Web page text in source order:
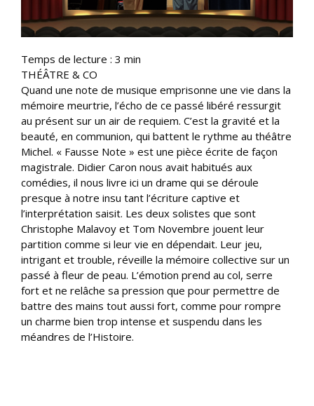
Temps de lecture : 3 min
THÉÂTRE & CO
Quand une note de musique emprisonne une vie dans la
mémoire meurtrie, l’écho de ce passé libéré ressurgit
au présent sur un air de requiem. C’est la gravité et la
beauté, en communion, qui battent le rythme au théâtre
Michel. « Fausse Note » est une pièce écrite de façon
magistrale. Didier Caron nous avait habitués aux
comédies, il nous livre ici un drame qui se déroule
presque à notre insu tant l’écriture captive et
l’interprétation saisit. Les deux solistes que sont
Christophe Malavoy et Tom Novembre jouent leur
partition comme si leur vie en dépendait. Leur jeu,
intrigant et trouble, réveille la mémoire collective sur un
passé à fleur de peau. L’émotion prend au col, serre
fort et ne relâche sa pression que pour permettre de
battre des mains tout aussi fort, comme pour rompre
un charme bien trop intense et suspendu dans les
méandres de l’Histoire.